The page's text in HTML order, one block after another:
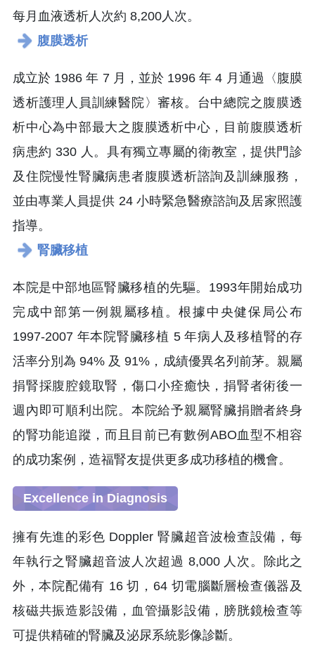
每月血液透析人次約 8,200人次。
腹膜透析
成立於 1986 年 7 月，並於 1996 年 4 月通過〈腹膜
透析護理人員訓練醫院〉審核。台中總院之腹膜透
析中心為中部最大之腹膜透析中心，目前腹膜透析
病患約 330 人。具有獨立專屬的衛教室，提供門診
及住院慢性腎臟病患者腹膜透析諮詢及訓練服務，
並由專業人員提供 24 小時緊急醫療諮詢及居家照護
指導。
腎臟移植
本院是中部地區腎臟移植的先驅。1993年開始成功
完成中部第一例親屬移植。根據中央健保局公布
1997-2007 年本院腎臟移植 5 年病人及移植腎的存
活率分別為 94% 及 91%，成績優異名列前茅。親屬
捐腎採腹腔鏡取腎，傷口小痊癒快，捐腎者術後一
週內即可順利出院。本院給予親屬腎臟捐贈者終身
的腎功能追蹤，而且目前已有數例ABO血型不相容
的成功案例，造福腎友提供更多成功移植的機會。
Excellence in Diagnosis
擁有先進的彩色 Doppler 腎臟超音波檢查設備，每
年執行之腎臟超音波人次超過 8,000 人次。除此之
外，本院配備有 16 切，64 切電腦斷層檢查儀器及
核磁共振造影設備，血管攝影設備，膀胱鏡檢查等
可提供精確的腎臟及泌尿系統影像診斷。